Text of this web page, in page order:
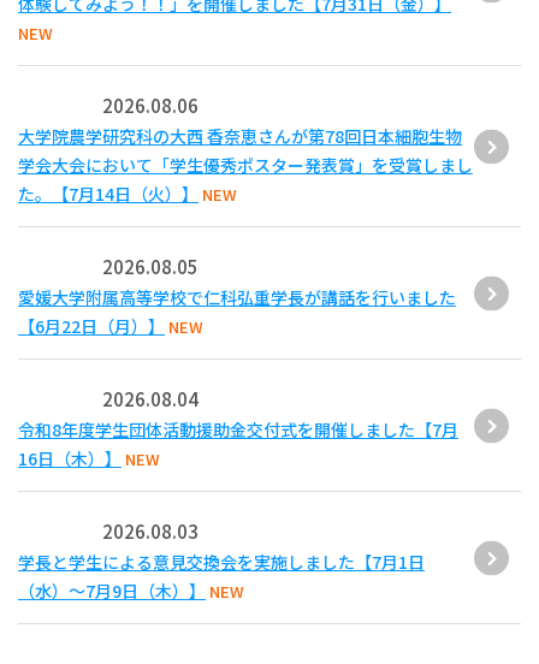
NEW
2026.08.06
大学院農学研究科の大西 香奈恵さんが第78回日本細胞生物
学会大会において「学生優秀ポスター発表賞」を受賞しまし
た。【7月14日（火）】
NEW
2026.08.05
愛媛大学附属高等学校で仁科弘重学長が講話を行いました
【6月22日（月）】
NEW
2026.08.04
令和8年度学生団体活動援助金交付式を開催しました【7月
16日（木）】
NEW
2026.08.03
学長と学生による意見交換会を実施しました【7月1日
（水）～7月9日（木）】
NEW